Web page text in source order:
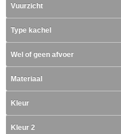
Vuurzicht
Type kachel
Wel of geen afvoer
Materiaal
Kleur
Kleur 2